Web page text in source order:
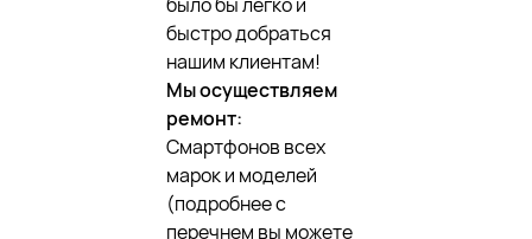
быстро добраться
нашим клиентам!
Мы осуществляем
ремонт:
Смартфонов всех
марок и моделей
(подробнее с
перечнем вы можете